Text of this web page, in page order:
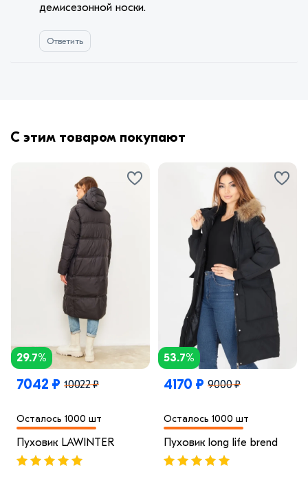
демисезонной носки.
Ответить
С этим товаром покупают
29.7%
7042 ₽ 10022 ₽
Осталось 1000 шт
Пуховик LAWINTER
53.7%
4170 ₽ 9000 ₽
Осталось 1000 шт
Пуховик long life brend